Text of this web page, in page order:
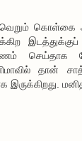
வெறும் கொள்கை
செய்தாக
தான்